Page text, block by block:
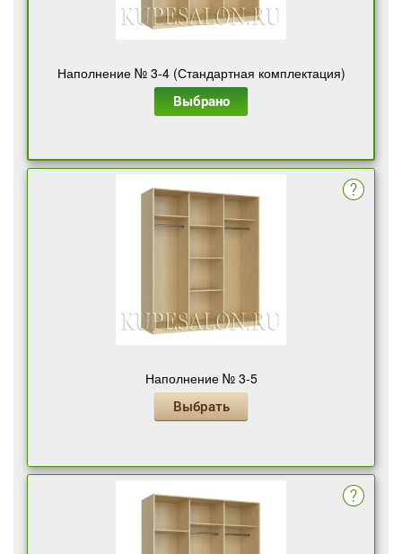
Наполнение № 3-4 (Стандартная комплектация)
Выбрано
Наполнение № 3-5
Выбрать